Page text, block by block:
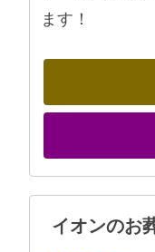
ます！
イオンのお